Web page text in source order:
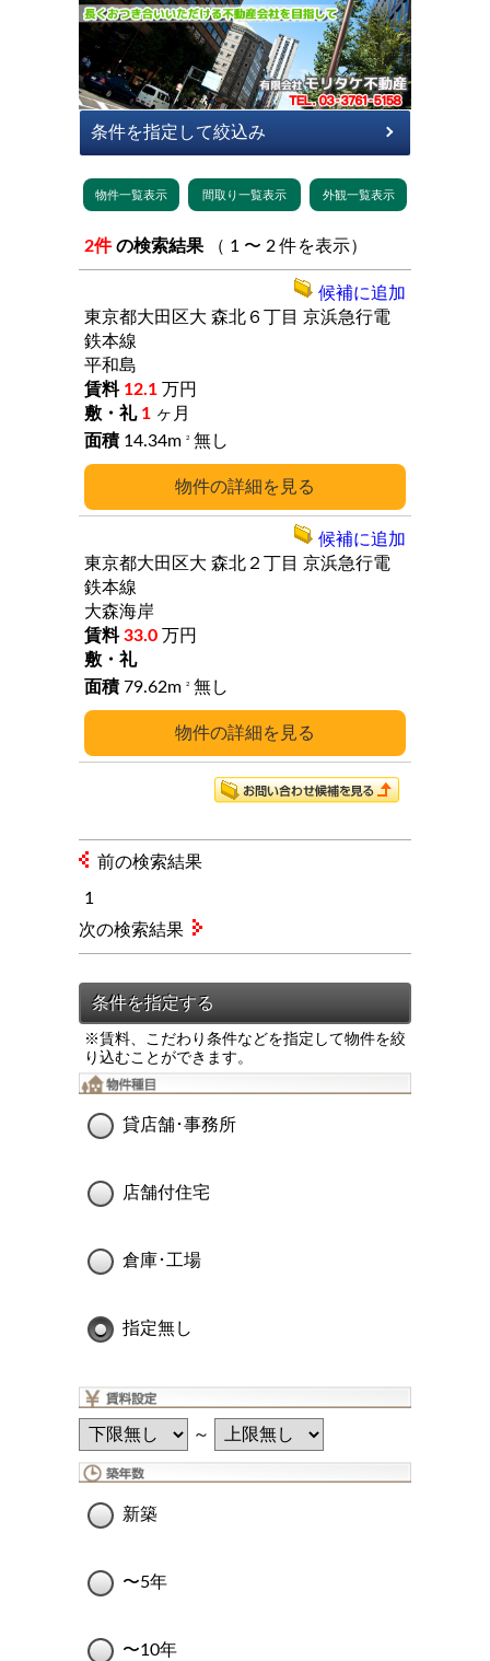
2件 の検索結果 （ 1 〜 2 件を表示）
詳細
東京都大田区大 森北６丁目 京浜急行電
鉄本線
平和島
12.1 万円
1 ヶ月
14.34m
2 無し
候補に追加
詳細
東京都大田区大 森北２丁目 京浜急行電
鉄本線
大森海岸
33.0 万円
79.62m 2 無し
候補に追加
前の検索結果
1
※賃料、こだわり条件などを指定して物件を絞
り込むことができます。
貸店舗･事務所
店舗付住宅
倉庫･工場
指定無し
～
新築
〜5年
〜10年